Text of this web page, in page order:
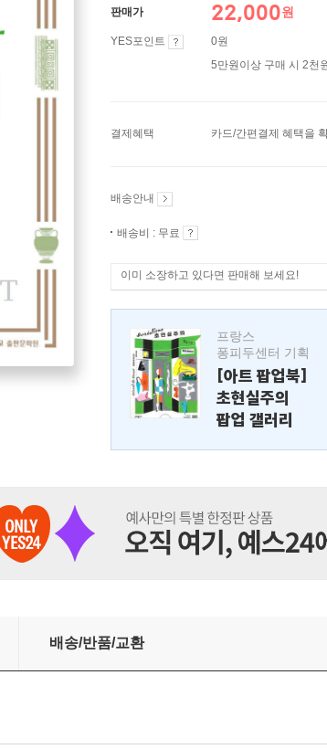
판매가 22,000원
YES포인트
0원
5만원이상 구매 시 2천
결제혜택 카드/간편결제 혜택을
배송안내
배송비 : 무료
이미 소장하고 있다면 판매해 보세요!
프랑스
퐁피두센터 기획
[아트 팝업북]
초현실주의
팝업 갤러리
배송/반품/교환